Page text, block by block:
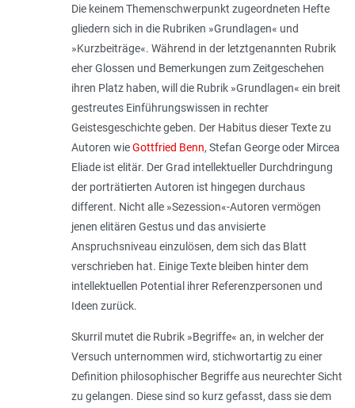
Die keinem Themenschwerpunkt zugeordneten Hefte
gliedern sich in die Rubriken »Grundlagen« und
»Kurzbeiträge«. Während in der letztgenannten Rubrik
eher Glossen und Bemerkungen zum Zeitgeschehen
ihren Platz haben, will die Rubrik »Grundlagen« ein breit
gestreutes Einführungswissen in rechter
Geistesgeschichte geben. Der Habitus dieser Texte zu
Autoren wieGottfried Benn, Stefan George oder Mircea
Eliade ist elitär. Der Grad intellektueller Durchdringung
der porträtierten Autoren ist hingegen durchaus
different. Nicht alle »Sezession«-Autoren vermögen
jenen elitären Gestus und das anvisierte
Anspruchsniveau einzulösen, dem sich das Blatt
verschrieben hat. Einige Texte bleiben hinter dem
intellektuellen Potential ihrer Referenzpersonen und
Ideen zurück.
Skurril mutet die Rubrik »Begriffe« an, in welcher der
Versuch unternommen wird, stichwortartig zu einer
Definition philosophischer Begriffe aus neurechter Sicht
zu gelangen. Diese sind so kurz gefasst, dass sie dem